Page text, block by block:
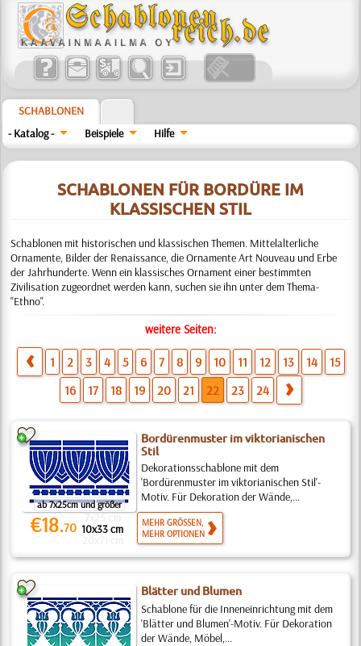
SCHABLONEN
- Katalog -
Beispiele Hilfe
SCHABLONEN FÜR BORDÜRE IM
KLASSISCHEN STIL
Schablonen mit historischen und klassischen Themen. Mittelalterliche
Ornamente, Bilder der Renaissance, die Ornamente Art Nouveau und Erbe
der Jahrhunderte. Wenn ein klassisches Ornament einer bestimmten
Zivilisation zugeordnet werden kann, suchen sie ihn unter dem Thema-
"Ethno".
weitere Seiten:
1 2 3 4 5 6 7 8 9 10 11 12 13 14
15
16
17 18 19 20 21 22 23 24
ab 7x25cm und größer
Bordürenmuster im viktorianischen
Stil
Dekorationsschablone mit dem
'Bordürenmuster im viktorianischen Stil'-
Motiv. Für Dekoration der Wände,...
€18.70
7x25 cm
10x33 cm
MEHR GRÖSSEN,
MEHR OPTIONEN
Blätter und Blumen
Schablone für die Inneneinrichtung mit dem
'Blätter und Blumen'-Motiv. Für Dekoration
der Wände, Möbel,...